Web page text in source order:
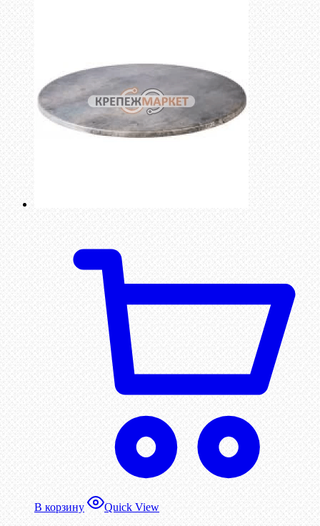
В корзину Quick View